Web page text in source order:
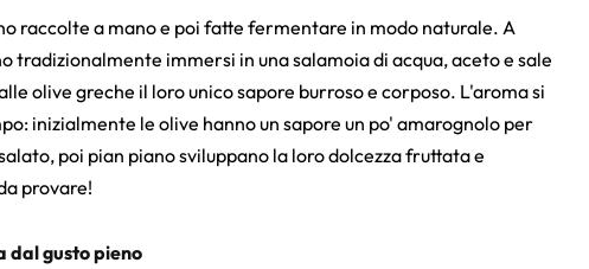
raccolte a mano e poi fatte fermentare in modo naturale. A
tradizionalmente immersi in una salamoia di acqua, aceto e sale
olive greche il loro unico sapore burroso e corposo. L'aroma si
inizialmente le olive hanno un sapore un po' amarognolo per
poi pian piano sviluppano la loro dolcezza fruttata e
provare!
dal gusto pieno